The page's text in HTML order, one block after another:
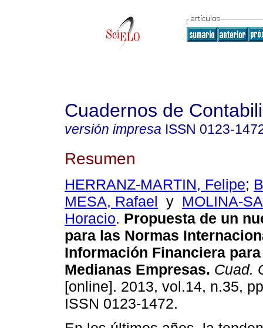
Cuadernos de
versión impresa ISSN 0123-
Resumen
HERRANZ-MARTIN, Felipe;
MESA, Rafael y MOLINA-
Horacio. Propuesta de un
para las Normas
Información Financiera
Medianas Empresas. Cuad.
[online]. 2013, vol.14, n.35,
ISSN 0123-1472.